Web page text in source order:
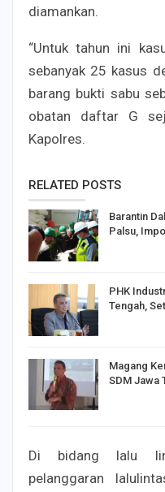
diamankan.
“Untuk tahun ini
sebanyak 25 kasus
barang bukti sabu
obatan daftar G
Kapolres.
RELATED POSTS
Barantin
Palsu,
PHK
Tengah,
Magang
SDM Jawa
Di bidang lalu
pelanggaran